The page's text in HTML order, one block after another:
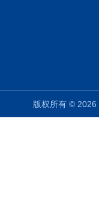
版权所有 ©